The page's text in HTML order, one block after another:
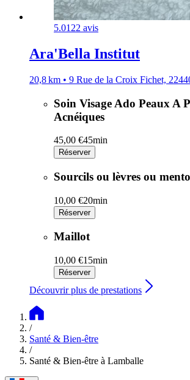
5.0122 avis
Ara'Bella Institut
20,8 km • 9 Rue de la Croix Fichet,
Soin Visage Ado Peaux A
Acnéiques
45,00 €45min
Réserver
Sourcils ou lèvres ou
10,00 €20min
Réserver
Maillot
10,00 €15min
Réserver
Découvrir plus de prestations
/
Santé & Bien-être
/
Santé & Bien-être à Lamballe